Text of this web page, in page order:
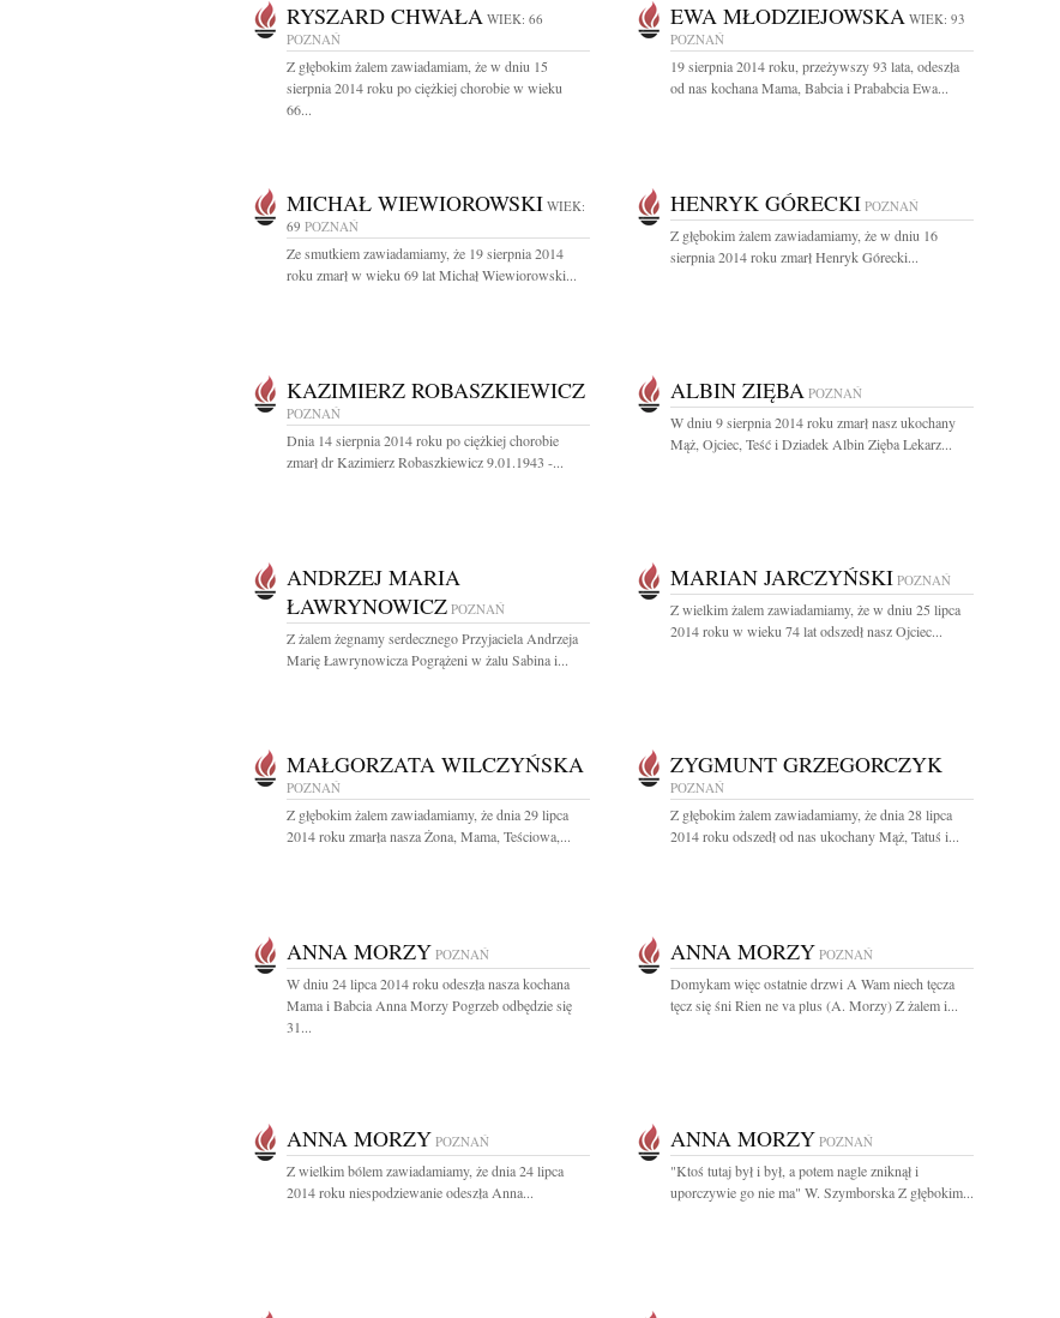
RYSZARD CHWAŁA WIEK: 66
POZNAŃ
Z głębokim żalem zawiadamiam, że w dniu 15
sierpnia 2014 roku po ciężkiej chorobie w wieku
66...
EWA MŁODZIEJOWSKA WIEK: 93
POZNAŃ
19 sierpnia 2014 roku, przeżywszy 93 lata, odeszła
od nas kochana Mama, Babcia i Prababcia Ewa...
MICHAŁ WIEWIOROWSKI WIEK:
69 POZNAŃ
Ze smutkiem zawiadamiamy, że 19 sierpnia 2014
roku zmarł w wieku 69 lat Michał Wiewiorowski...
HENRYK GÓRECKI POZNAŃ
Z głębokim żalem zawiadamiamy, że w dniu 16
sierpnia 2014 roku zmarł Henryk Górecki...
KAZIMIERZ ROBASZKIEWICZ
POZNAŃ
Dnia 14 sierpnia 2014 roku po ciężkiej chorobie
zmarł dr Kazimierz Robaszkiewicz 9.01.1943 -...
ALBIN ZIĘBA POZNAŃ
W dniu 9 sierpnia 2014 roku zmarł nasz ukochany
Mąż, Ojciec, Teść i Dziadek Albin Zięba Lekarz...
ANDRZEJ MARIA
ŁAWRYNOWICZ POZNAŃ
Z żalem żegnamy serdecznego Przyjaciela Andrzeja
Marię Ławrynowicza Pogrążeni w żalu Sabina i...
MARIAN JARCZYŃSKI POZNAŃ
Z wielkim żalem zawiadamiamy, że w dniu 25 lipca
2014 roku w wieku 74 lat odszedł nasz Ojciec...
MAŁGORZATA WILCZYŃSKA
POZNAŃ
Z głębokim żalem zawiadamiamy, że dnia 29 lipca
2014 roku zmarła nasza Żona, Mama, Teściowa,...
ZYGMUNT GRZEGORCZYK
POZNAŃ
Z głębokim żalem zawiadamiamy, że dnia 28 lipca
2014 roku odszedł od nas ukochany Mąż, Tatuś i...
ANNA MORZY POZNAŃ
W dniu 24 lipca 2014 roku odeszła nasza kochana
Mama i Babcia Anna Morzy Pogrzeb odbędzie się
31...
ANNA MORZY POZNAŃ
Domykam więc ostatnie drzwi A Wam niech tęcza
tęcz się śni Rien ne va plus (A. Morzy) Z żalem i...
ANNA MORZY POZNAŃ
Z wielkim bólem zawiadamiamy, że dnia 24 lipca
2014 roku niespodziewanie odeszła Anna...
ANNA MORZY POZNAŃ
"Ktoś tutaj był i był, a potem nagle zniknął i
uporczywie go nie ma" W. Szymborska Z głębokim...